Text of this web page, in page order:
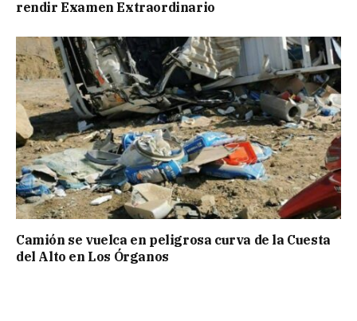
rendir Examen Extraordinario
Camión se vuelca en peligrosa curva de la Cuesta
del Alto en Los Órganos